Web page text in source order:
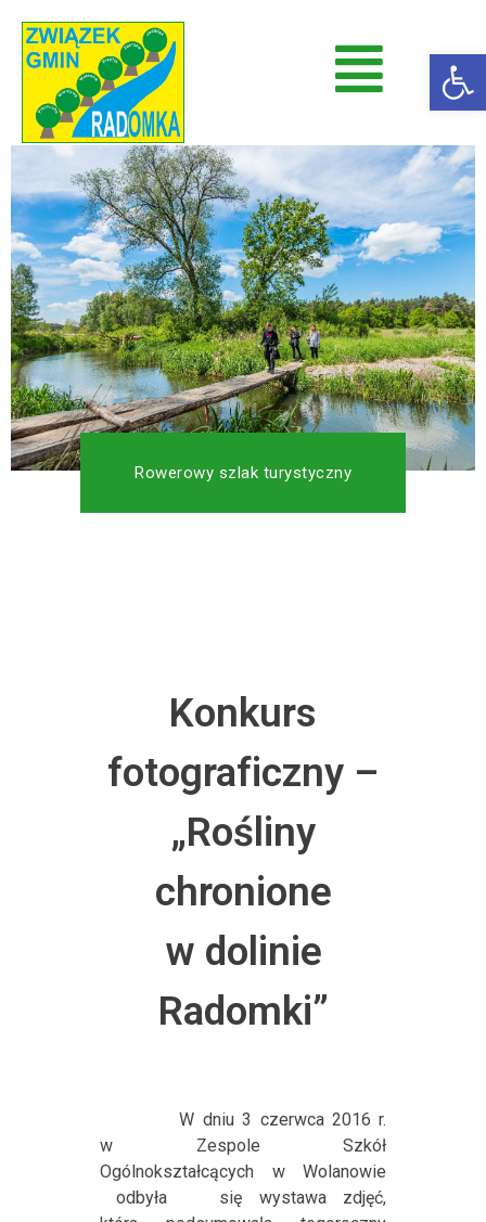
Radomka
Rowerowy szlak turystyczny
Konkurs
fotograficzny –
„Rośliny
chronione
w dolinie
Radomki”
W dniu 3 czerwca 2016 r.
w Zespole Szkół
Ogólnokształcących w Wolanowie
odbyła
się wystawa zdjęć,